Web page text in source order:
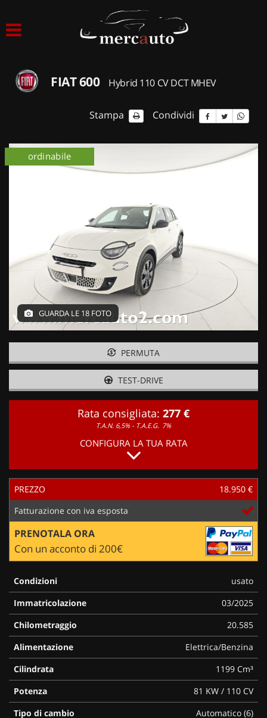
ACQUISTIAMO USATO
NOLEGGIO AUTO
NOLEGGIO BREVE TERMINE
CONTATTI
FIAT 600 Hybrid 110 CV DCT MHEV
Stampa Condividi
ordinabile
GUARDA LE 18 FOTO
PERMUTA
TEST-DRIVE
Rata consigliata: 277 €
T.A.N. 6,5% - T.A.E.G. 7%
CONFIGURA LA TUA RATA
PREZZO
18.950 €
Fatturazione con iva esposta
PRENOTALA ORA
Con un acconto di 200€
Condizioni
usato
Immatricolazione
03/2025
Chilometraggio
20.585
Alimentazione
Elettrica/Benzina
Cilindrata
1199 Cm³
Potenza
81 KW / 110 CV
Tipo di cambio
Automatico (6)